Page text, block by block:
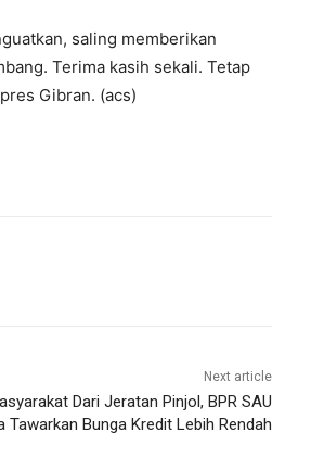
saling memberikan
Terima kasih sekali. Tetap
Gibran. (acs)
Next article
Dari Jeratan Pinjol, BPR SAU
Tawarkan Bunga Kredit Lebih Rendah